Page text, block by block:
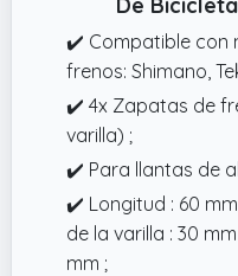
✔️ Compatible con
frenos: Shimano,
✔️ 4x Zapatas de
varilla) ;
✔️ Para llantas de
✔️ Longitud : 60 mm
de la varilla : 30
mm ;